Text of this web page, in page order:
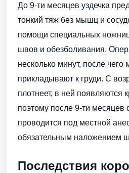
До 9-ти месяцев уздечка
тонкий тяж без мышц и
помощи специальных
швов и обезболивания.
несколько минут, после
прикладывают к груди. С
плотнеет, в ней появляются
поэтому после 9-ти месяцев
проводится под местной
обязательным наложением
Последствия